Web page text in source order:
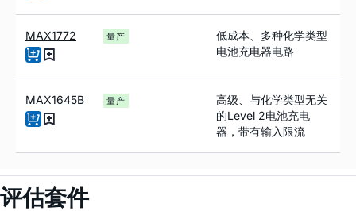
MAX1772 量产
低成本、多种化学类型
电池充电器电路
MAX1645B 量产
高级、与化学类型无关
的Level 2电池充电
器，带有输入限流
评估套件